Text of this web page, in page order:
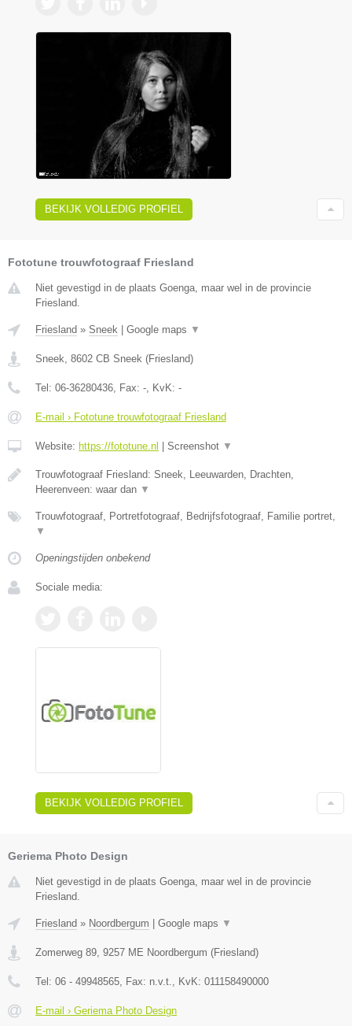
BEKIJK VOLLEDIG PROFIEL
Fototune trouwfotograaf Friesland
Niet gevestigd in de plaats Goenga, maar wel in de provincie
Friesland.
Friesland » Sneek Google maps ▼
Sneek 8602 CB Sneek (Friesland)
Tel: 06-36280436 , Fax: - , KvK: -
E-mail › Fototune trouwfotograaf Friesland
Website: https://fototune.nl Screenshot ▼
Trouwfotograaf Friesland: Sneek, Leeuwarden, Drachten,
Heerenveen: waar dan ▼
Trouwfotograaf, Portretfotograaf, Bedrijfsfotograaf, Familie portret,
▼
Openingstijden onbekend
Sociale media:
BEKIJK VOLLEDIG PROFIEL
Geriema Photo Design
Niet gevestigd in de plaats Goenga, maar wel in de provincie
Friesland.
Friesland » Noordbergum Google maps ▼
Zomerweg 89 9257 ME Noordbergum (Friesland)
Tel: 06 - 49948565 , Fax: n.v.t. , KvK: 011158490000
E-mail › Geriema Photo Design